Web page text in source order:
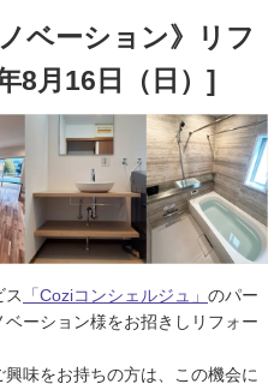
浴室（風呂・ バスルー
ム）・
トイレ
エクステリア（外構）
フローリング・床材
インテリア・
ペット用品
パネル・壁材
法人案件納入事例
お客様訪問 インタビュー
ーム
東京 ショールーム
仙台ショールーム
京都ショールーム
札幌スマートショールー
ム
BOX
ト
初めての方へ
お問い合わせ
クレーム公開
水まわり 3年保証
ービス
工事会社紹介 Coziコンシ
ェルジュ
最高のリノベ会社がみつ
かるリノベりす
ベーション》リフ
8月16日（日）]
ス 「Coziコンシェルジュ」 のパー
ーション様をお招きしリフォー
味をお持ちの方は、この機会に